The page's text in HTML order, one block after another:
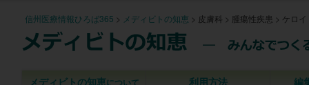
信州医療情報ひろば365 > メディビトの知恵 > 皮膚科 > 腫瘍性疾患 > ケロイ
メディビトの知恵について 利用方法 編